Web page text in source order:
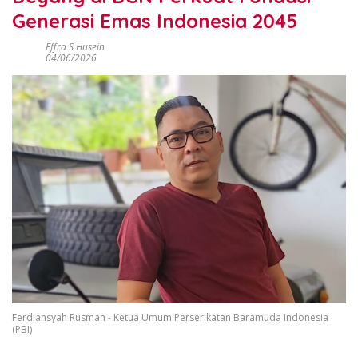
Generasi Emas Indonesia 2045
Effra S Husein
04/06/2026
Ferdiansyah Rusman - Ketua Umum Perserikatan Baramuda Indonesia
(PBI)